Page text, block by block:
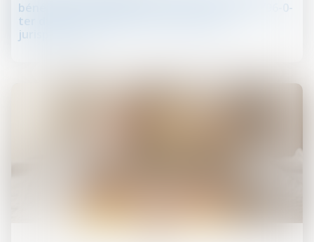
bénéficier de l’exonération prévue par l’art. 796-0-
ter du CGI : fondement et portée de la
jurisprudence